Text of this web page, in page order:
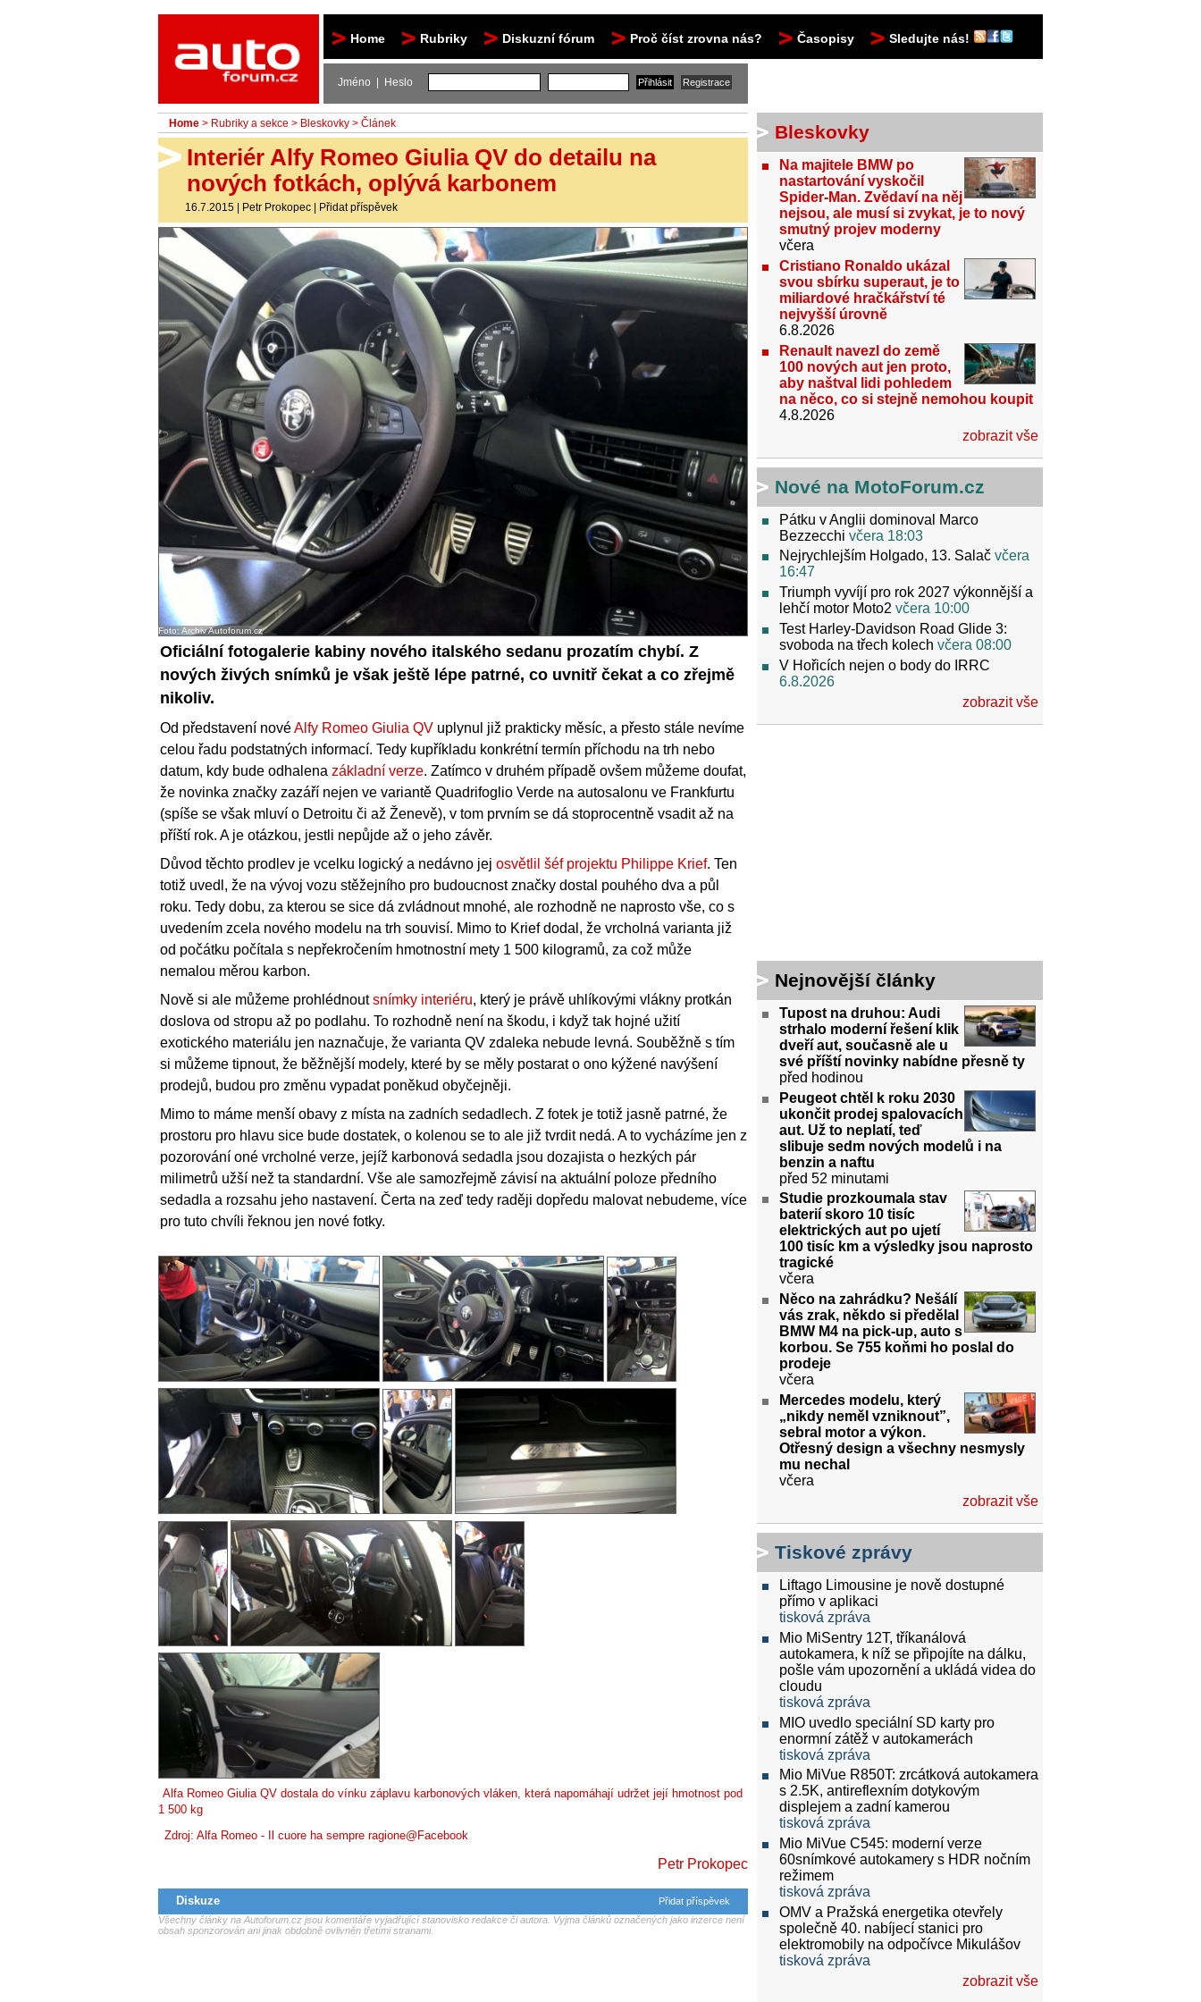
Home Rubriky Diskuzní fórum Proč číst zrovna nás? Časopisy Sledujte nás!
Jméno | Heslo
Home > Rubriky a sekce > Bleskovky > Článek
Interiér Alfy Romeo Giulia QV do detailu na
nových fotkách, oplývá karbonem
16.7.2015 | Petr Prokopec | Přidat příspěvek
Foto: Archiv Autoforum.cz
Oficiální fotogalerie kabiny nového italského sedanu prozatím chybí. Z
nových živých snímků je však ještě lépe patrné, co uvnitř čekat a co zřejmě
nikoliv.
Od představení novéAlfy Romeo Giulia QV uplynul již prakticky měsíc, a přesto stále nevíme
celou řadu podstatných informací. Tedy kupříkladu konkrétní termín příchodu na trh nebo
datum, kdy bude odhalena základní verze. Zatímco v druhém případě ovšem můžeme doufat,
že novinka značky zazáří nejen ve variantě Quadrifoglio Verde na autosalonu ve Frankfurtu
(spíše se však mluví o Detroitu či až Ženevě), v tom prvním se dá stoprocentně vsadit až na
příští rok. A je otázkou, jestli nepůjde až o jeho závěr.
Důvod těchto prodlev je vcelku logický a nedávno jej osvětlil šéf projektu Philippe Krief. Ten
totiž uvedl, že na vývoj vozu stěžejního pro budoucnost značky dostal pouhého dva a půl
roku. Tedy dobu, za kterou se sice dá zvládnout mnohé, ale rozhodně ne naprosto vše, co s
uvedením zcela nového modelu na trh souvisí. Mimo to Krief dodal, že vrcholná varianta již
od počátku počítala s nepřekročením hmotnostní mety 1 500 kilogramů, za což může
nemalou měrou karbon.
Nově si ale můžeme prohlédnoutsnímky interiéru, který je právě uhlíkovými vlákny protkán
doslova od stropu až po podlahu. To rozhodně není na škodu, i když tak hojné užití
exotického materiálu jen naznačuje, že varianta QV zdaleka nebude levná. Souběžně s tím
si můžeme tipnout, že běžnější modely, které by se měly postarat o ono kýžené navýšení
prodejů, budou pro změnu vypadat poněkud obyčejněji.
Mimo to máme menší obavy z místa na zadních sedadlech. Z fotek je totiž jasně patrné, že
prostoru pro hlavu sice bude dostatek, o kolenou se to ale již tvrdit nedá. A to vycházíme jen z
pozorování oné vrcholné verze, jejíž karbonová sedadla jsou dozajista o hezkých pár
milimetrů užší než ta standardní. Vše ale samozřejmě závisí na aktuální poloze předního
sedadla a rozsahu jeho nastavení. Čerta na zeď tedy raději dopředu malovat nebudeme, více
pro tuto chvíli řeknou jen nové fotky.
Alfa Romeo Giulia QV dostala do vínku záplavu karbonových vláken, která napomáhají udržet její hmotnost pod
1 500 kg
Zdroj: Alfa Romeo - Il cuore ha sempre ragione@Facebook
Petr Prokopec
Diskuze
Přidat příspěvek
Všechny články na Autoforum.cz jsou komentáře vyjadřující stanovisko redakce či autora. Vyjma článků označených jako inzerce není
obsah sponzorován ani jinak obdobně ovlivněn třetími stranami.
Bleskovky
Na majitele BMW po
nastartování vyskočil
Spider-Man. Zvědaví na něj
nejsou, ale musí si zvykat, je to nový
smutný projev moderny
včera
Cristiano Ronaldo ukázal
svou sbírku superaut, je to
miliardové hračkářství té
nejvyšší úrovně
6.8.2026
Renault navezl do země
100 nových aut jen proto,
aby naštval lidi pohledem
na něco, co si stejně nemohou koupit
4.8.2026
zobrazit vše
Nové na MotoForum.cz
Pátku v Anglii dominoval Marco
Bezzecchi včera 18:03
Nejrychlejším Holgado, 13. Salač včera
16:47
Triumph vyvíjí pro rok 2027 výkonnější a
lehčí motor Moto2 včera 10:00
Test Harley-Davidson Road Glide 3:
svoboda na třech kolech včera 08:00
V Hořicích nejen o body do IRRC
6.8.2026
zobrazit vše
Nejnovější články
Tupost na druhou: Audi
strhalo moderní řešení klik
dveří aut, současně ale u
své příští novinky nabídne přesně ty
před hodinou
Peugeot chtěl k roku 2030
ukončit prodej spalovacích
aut. Už to neplatí, teď
slibuje sedm nových modelů i na
benzin a naftu
před 52 minutami
Studie prozkoumala stav
baterií skoro 10 tisíc
elektrických aut po ujetí
100 tisíc km a výsledky jsou naprosto
tragické
včera
Něco na zahrádku? Nešálí
vás zrak, někdo si předělal
BMW M4 na pick-up, auto s
korbou. Se 755 koňmi ho poslal do
prodeje
včera
Mercedes modelu, který
„nikdy neměl vzniknout”,
sebral motor a výkon.
Otřesný design a všechny nesmysly
mu nechal
včera
zobrazit vše
Tiskové zprávy
Liftago Limousine je nově dostupné
přímo v aplikaci
tisková zpráva
Mio MiSentry 12T, tříkanálová
autokamera, k níž se připojíte na dálku,
pošle vám upozornění a ukládá videa do
cloudu
tisková zpráva
MIO uvedlo speciální SD karty pro
enormní zátěž v autokamerách
tisková zpráva
Mio MiVue R850T: zrcátková autokamera
s 2.5K, antireflexním dotykovým
displejem a zadní kamerou
tisková zpráva
Mio MiVue C545: moderní verze
60snímkové autokamery s HDR nočním
režimem
tisková zpráva
OMV a Pražská energetika otevřely
společně 40. nabíjecí stanici pro
elektromobily na odpočívce Mikulášov
tisková zpráva
zobrazit vše